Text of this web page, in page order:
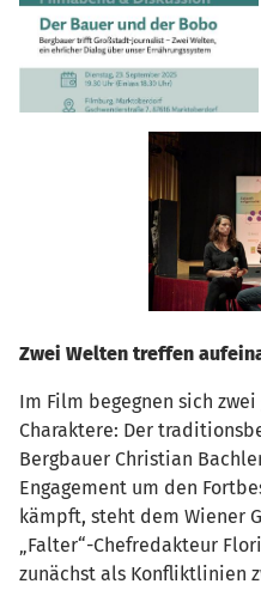
Zwei Welten treffen
Im Film begegnen sich
Charaktere: Der
Bergbauer Christian
Engagement um den
kämpft, steht dem Wiener
„Falter“-Chefredakteur
zunächst als Konfliktlinien